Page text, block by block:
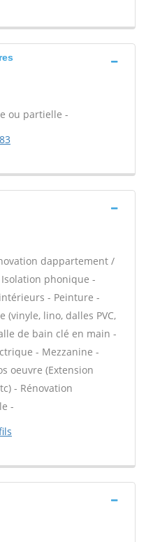
ou partielle -
dappartement /
phonique -
- Peinture -
(vinyle, lino, dalles PVC,
de bain clé en main -
- Mezzanine -
oeuvre (Extension
- Rénovation
-